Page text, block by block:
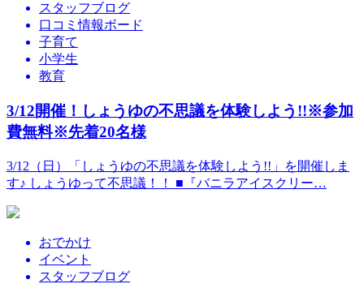
スタッフブログ
口コミ情報ボード
子育て
小学生
教育
3/12開催！しょうゆの不思議を体験しよう!!※参加
費無料※先着20名様
3/12（日）「しょうゆの不思議を体験しよう!!」を開催しま
す♪ しょうゆって不思議！！ ■『バニラアイスクリー…
おでかけ
イベント
スタッフブログ